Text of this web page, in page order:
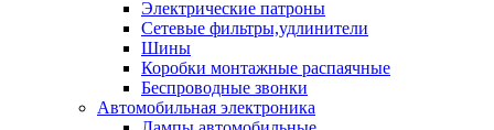
Электрические патроны
Сетевые фильтры,удлинители
Шины
Коробки монтажные распаячные
Беспроводные звонки
Автомобильная электроника